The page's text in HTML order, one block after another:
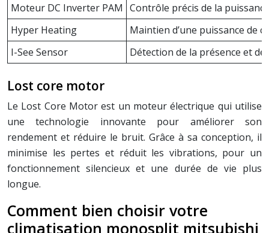
Moteur DC Inverter PAM Contrôle précis de la
Hyper Heating
Maintien d’une puissance de
I-See Sensor
Détection de la présence et
Lost core motor
Le Lost Core Motor est un moteur électrique qui utilise
une technologie innovante pour améliorer son
rendement et réduire le bruit. Grâce à sa conception, il
minimise les pertes et réduit les vibrations, pour un
fonctionnement silencieux et une durée de vie plus
longue.
Comment bien choisir votre
climatisation monosplit mitsubishi